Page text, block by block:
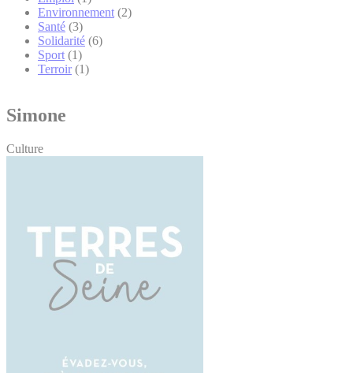
Environnement (2)
Santé (3)
Solidarité (6)
Sport (1)
Terroir (1)
Simone
Culture